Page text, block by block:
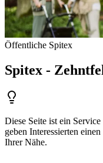
Öffentliche Spitex
Spitex -
Diese Seite ist ein Service
geben Interessierten
Ihrer Nähe.